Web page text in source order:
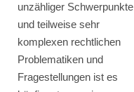
unzähliger Schwerpunkte
und teilweise sehr
komplexen rechtlichen
Problematiken und
Fragestellungen ist es